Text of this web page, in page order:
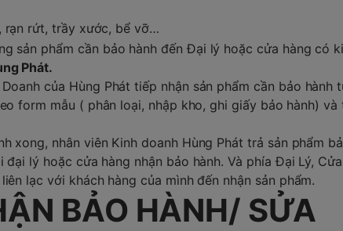
rạn rứt, trầy xước, bể vỡ…
sản phẩm cần bảo hành đến Đại lý hoặc cửa hàng có
Phát.
của Hùng Phát tiếp nhận sản phẩm cần bảo hành
form mẫu ( phân loại, nhập kho, ghi giấy bảo hành) và
xong, nhân viên Kinh doanh Hùng Phát trả sản phẩm
đại lý hoặc cửa hàng nhận bảo hành. Và phía Đại Lý, Cửa
lạc với khách hàng của mình đến nhận sản phẩm.
BẢO HÀNH/ SỬA